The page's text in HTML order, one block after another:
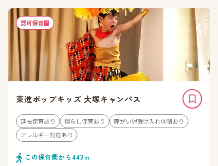
認可保育園
東進ポップキッズ 大塚キャンパス
延長保育あり 慣らし保育あり
障がい児受け入れ体制あり
アレルギー対応あり
この保育園から 443ｍ